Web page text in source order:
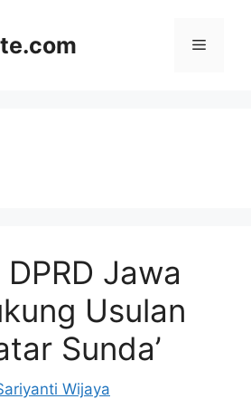
Menu
Jawa
Usulan
Sunda’
Wijaya